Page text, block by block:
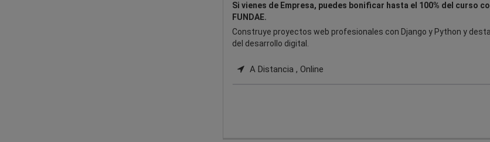
Si vienes de Empresa, puedes bonificar hasta el 100% del curso
FUNDAE.
Construye proyectos web profesionales con Django y Python y
del desarrollo digital.
A Distancia , Online